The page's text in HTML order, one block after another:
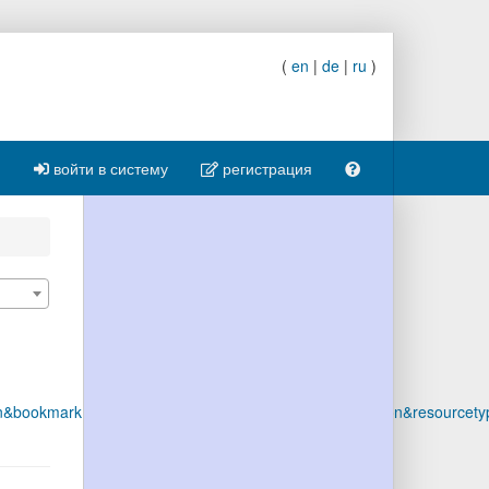
( en | de | ru )
войти в систему регистрация